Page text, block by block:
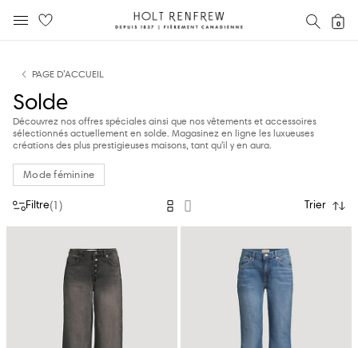
Holt
0
PAGE D’ACCUEIL
Solde
Découvrez nos offres spéciales ainsi que nos vêtements et accessoires
sélectionnés actuellement en solde. Magasinez en ligne les luxueuses
créations des plus prestigieuses maisons, tant qu'il y en aura.
Mode féminine
Filtre(1) Trier